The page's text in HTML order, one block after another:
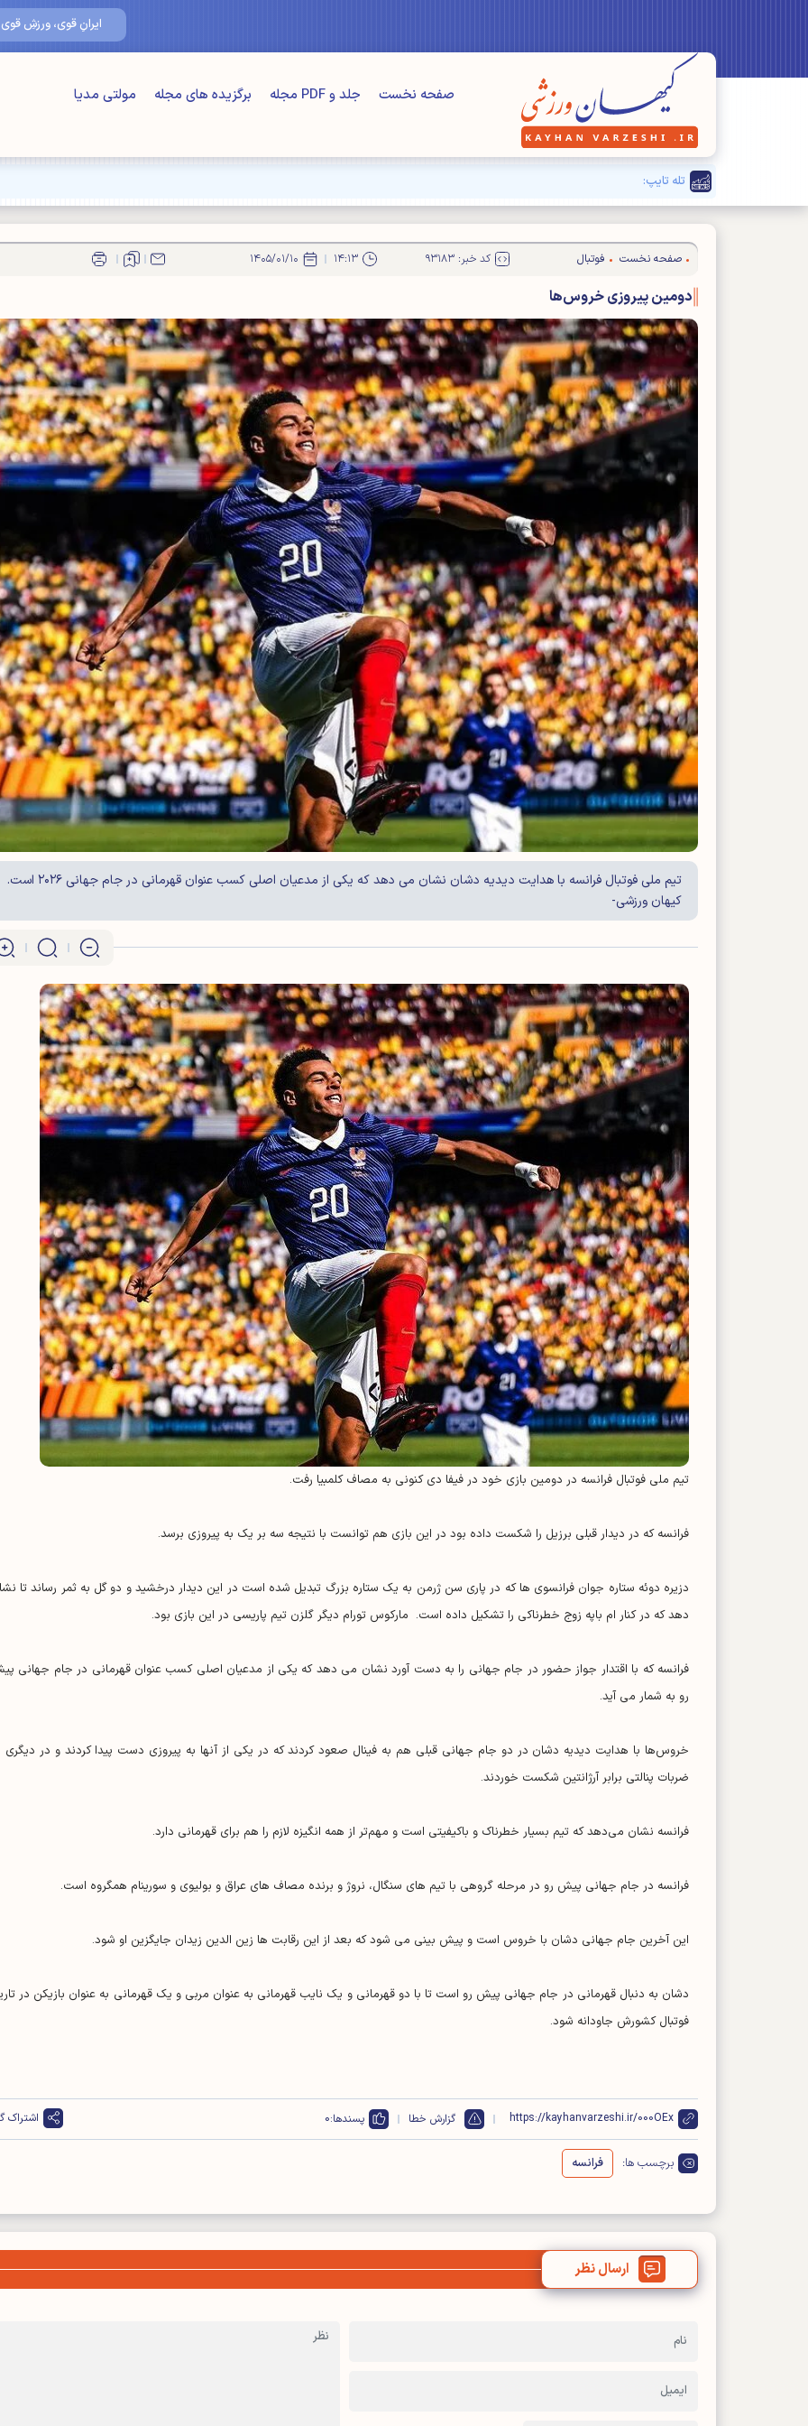
ایرانِ قوی، ورزشِ قوی ۱۸/
صفحه نخست جلد و PDF مجله برگزیده های مجله مولتی مدیا
تله تایپ:
صفحه نخست فوتبال کد خبر: ۹۳۱۸۳ ۱۴:۱۳ ۱۴۰۵/۰۱/۱۰
دومین پیروزی خروس‌ها
تیم ملی فوتبال فرانسه با هدایت دیدیه دشان نشان می دهد که یکی از مدعیان اصلی کسب عنوان قهرمانی در جام جهانی ۲۰۲۶ است.
کیهان ورزشی-
تیم ملی فوتبال فرانسه در دومین بازی خود در فیفا دی کنونی به مصاف کلمبیا رفت.
فرانسه که در دیدار قبلی برزیل را شکست داده بود در این بازی هم توانست با نتیجه سه بر یک به پیروزی برسد.
دزیره دوئه ستاره جوان فرانسوی ها که در پاری سن ژرمن به یک ستاره بزرگ تبدیل شده است در این دیدار درخشید و دو گل به ثمر رساند تا
دهد که در کنار ام باپه زوج خطرناکی را تشکیل داده است. مارکوس تورام دیگر گلزن تیم پاریسی در این بازی بود.
فرانسه که با اقتدار جواز حضور در جام جهانی را به دست آورد نشان می دهد که یکی از مدعیان اصلی کسب عنوان قهرمانی در جام جهانی
رو به شمار می آید.
خروس‌ها با هدایت دیدیه دشان در دو جام جهانی قبلی هم به فینال صعود کردند که در یکی از آنها به پیروزی دست پیدا کردند و در دیگری
ضربات پنالتی برابر آرژانتین شکست خوردند.
فرانسه نشان می‌دهد که تیم بسیار خطرناک و باکیفیتی است و مهم‌تر از همه انگیزه لازم را هم برای قهرمانی دارد.
فرانسه در جام جهانی پیش رو در مرحله گروهی با تیم های سنگال، نروژ و برنده مصاف های عراق و بولیوی و سورینام همگروه است.
این آخرین جام جهانی دشان با خروس است و پیش بینی می شود که بعد از این رقابت ها زین الدین زیدان جایگزین او شود.
دشان به دنبال قهرمانی در جام جهانی پیش رو است تا با دو قهرمانی و یک نایب قهرمانی به عنوان مربی و یک قهرمانی به عنوان بازیکن در
فوتبال کشورش جاودانه شود.
https://kayhanvarzeshi.ir/000OEx گزارش خطا پسندها:0 اشتراک
برچسب ها: فرانسه
ارسال نظر